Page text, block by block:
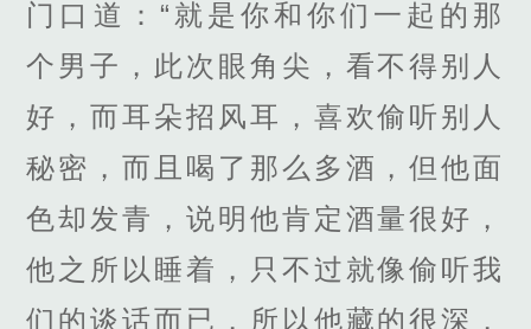
门口道：“就是你和你们一起的那
个男子，此次眼角尖，看不得别人
好，而耳朵招风耳，喜欢偷听别人
秘密，而且喝了那么多酒，但他面
色却发青，说明他肯定酒量很好，
他之所以睡着，只不过就像偷听我
们的谈话而已，所以他藏的很深，